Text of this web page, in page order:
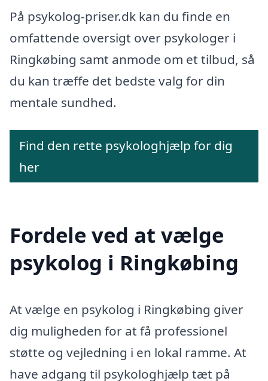
På psykolog-priser.dk kan du finde en
omfattende oversigt over psykologer i
Ringkøbing samt anmode om et tilbud, så
du kan træffe det bedste valg for din
mentale sundhed.
Find den rette psykologhjælp for dig
her
Fordele ved at vælge
psykolog i Ringkøbing
At vælge en psykolog i Ringkøbing giver
dig muligheden for at få professionel
støtte og vejledning i en lokal ramme. At
have adgang til psykologhjælp tæt på